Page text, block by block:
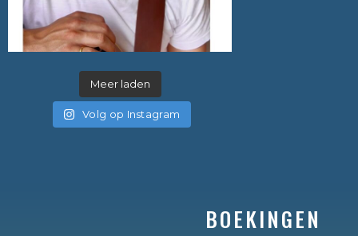
Meer laden
Volg op Instagram
BOEKINGEN